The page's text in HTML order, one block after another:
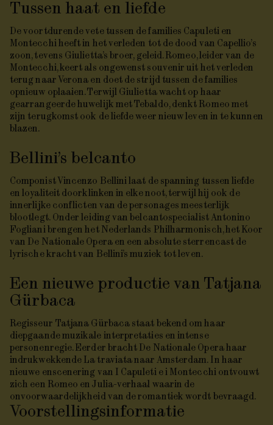
Tussen haat en liefde
De voortdurende vete tussen de families Capuleti en
Montecchi heeft in het verleden tot de dood van Capellio’s
zoon, tevens Giulietta’s broer, geleid. Romeo, leider van de
Montecchi, keert als ongewenst souvenir uit het verleden
terug naar Verona en doet de strijd tussen de families
opnieuw oplaaien. Terwijl Giulietta wacht op haar
gearrangeerde huwelijk met Tebaldo, denkt Romeo met
zijn terugkomst ook de liefde weer nieuw leven in te kunnen
blazen.
Bellini’s belcanto
Componist Vincenzo Bellini laat de spanning tussen liefde
en loyaliteit doorklinken in elke noot, terwijl hij ook de
innerlijke conflicten van de personages meesterlijk
blootlegt. Onder leiding van belcantospecialist Antonino
Fogliani brengen het Nederlands Philharmonisch, het Koor
van De Nationale Opera en een absolute sterrencast de
lyrische kracht van Bellini’s muziek tot leven.
Een nieuwe productie van Tatjana
Gürbaca
Regisseur Tatjana Gürbaca staat bekend om haar
diepgaande muzikale interpretaties en intense
personenregie. Eerder bracht De Nationale Opera haar
indrukwekkende La traviatanaar Amsterdam. In haar
nieuwe enscenering van I Capuleti e i Montecchi ontvouwt
zich een Romeo en Julia-verhaal waarin de
onvoorwaardelijkheid van de romantiek wordt bevraagd.
Voorstellings­informatie